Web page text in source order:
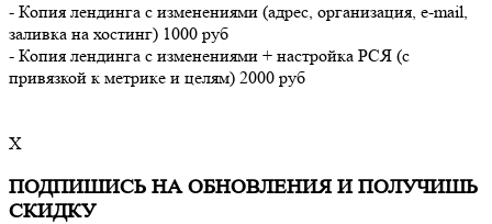
- Копия лендинга с изменениями (адрес, организация, e-mail,
заливка на хостинг) 1000 руб
- Копия лендинга с изменениями + настройка РСЯ (с
привязкой к метрике и целям) 2000 руб
X
ПОДПИШИСЬ НА ОБНОВЛЕНИЯ И ПОЛУЧИШЬ
СКИДКУ